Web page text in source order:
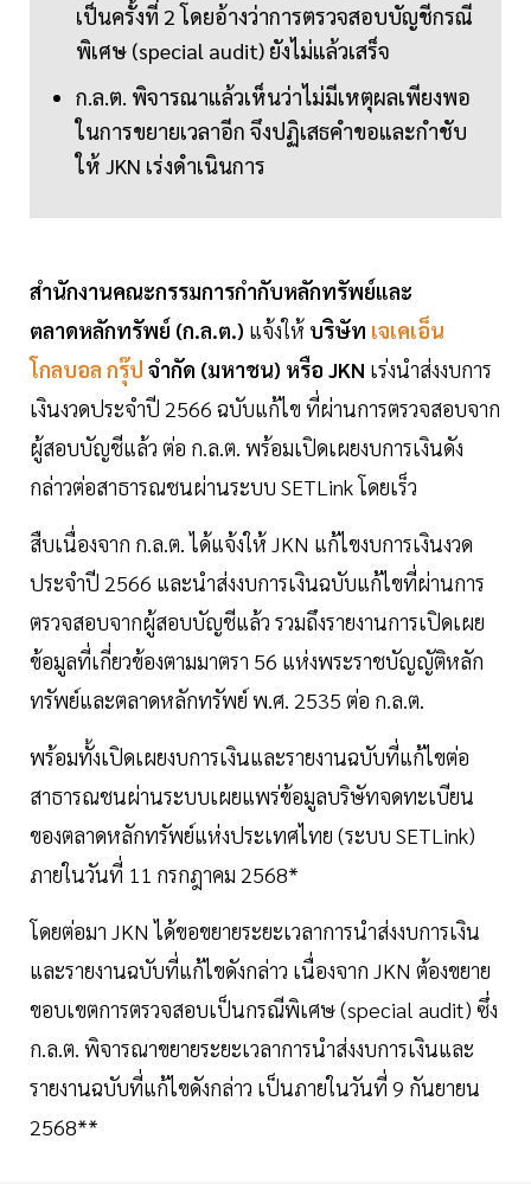
เป็นครั้งที่ 2 โดยอ้างว่าการตรวจสอบบัญชีกรณี
พิเศษ (special audit) ยังไม่แล้วเสร็จ
ก.ล.ต. พิจารณาแล้วเห็นว่าไม่มีเหตุผลเพียงพอ
ในการขยายเวลาอีก จึงปฏิเสธคำขอและกำชับ
ให้ JKN เร่งดำเนินการ
สำนักงานคณะกรรมการกำกับหลักทรัพย์และ
ตลาดหลักทรัพย์ (ก.ล.ต.) แจ้งให้ บริษัท เจเคเอ็น
โกลบอล กรุ๊ป จำกัด (มหาชน) หรือ JKN เร่งนำส่งงบการ
เงินงวดประจำปี 2566 ฉบับแก้ไข ที่ผ่านการตรวจสอบจาก
ผู้สอบบัญชีแล้ว ต่อ ก.ล.ต. พร้อมเปิดเผยงบการเงินดัง
กล่าวต่อสาธารณชนผ่านระบบ SETLink โดยเร็ว
สืบเนื่องจาก ก.ล.ต. ได้แจ้งให้ JKN แก้ไขงบการเงินงวด
ประจำปี 2566 และนำส่งงบการเงินฉบับแก้ไขที่ผ่านการ
ตรวจสอบจากผู้สอบบัญชีแล้ว รวมถึงรายงานการเปิดเผย
ข้อมูลที่เกี่ยวข้องตามมาตรา 56 แห่งพระราชบัญญัติหลัก
ทรัพย์และตลาดหลักทรัพย์ พ.ศ. 2535 ต่อ ก.ล.ต.
พร้อมทั้งเปิดเผยงบการเงินและรายงานฉบับที่แก้ไขต่อ
สาธารณชนผ่านระบบเผยแพร่ข้อมูลบริษัทจดทะเบียน
ของตลาดหลักทรัพย์แห่งประเทศไทย (ระบบ SETLink)
ภายในวันที่ 11 กรกฎาคม 2568*
โดยต่อมา JKN ได้ขอขยายระยะเวลาการนำส่งงบการเงิน
และรายงานฉบับที่แก้ไขดังกล่าว เนื่องจาก JKN ต้องขยาย
ขอบเขตการตรวจสอบเป็นกรณีพิเศษ (special audit) ซึ่ง
ก.ล.ต. พิจารณาขยายระยะเวลาการนำส่งงบการเงินและ
รายงานฉบับที่แก้ไขดังกล่าว เป็นภายในวันที่ 9 กันยายน
2568**